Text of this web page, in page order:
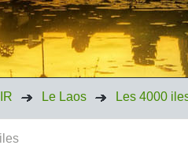
Le Laos Les 4000